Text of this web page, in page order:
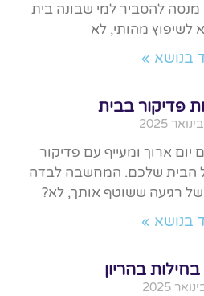
להסביר למי שבונה בית
לשיפוץ מהותי, לא
בנושא »
פדיקור בבית
יום ארוך ומעייף עם פדיקור
הבית שלכם. המחשבה לבדה
של רגיעה ששוטף אותך, לא?
בנושא »
בהריון